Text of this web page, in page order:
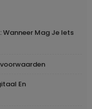
Wanneer Mag Je Iets
En